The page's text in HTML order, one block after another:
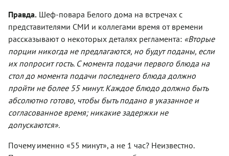
Правда. Шеф-повара Белого дома на встречах с
представителями СМИ и коллегами время от времени
рассказывают о некоторых деталях регламента: «Вторые
порции никогда не предлагаются, но будут поданы, если
их попросит гость. С момента подачи первого блюда на
стол до момента подачи последнего блюда должно
пройти не более 55 минут. Каждое блюдо должно быть
абсолютно готово, чтобы быть подано в указанное и
согласованное время; никакие задержки не
допускаются».
Почему именно «55 минут», а не 1 час? Неизвестно.